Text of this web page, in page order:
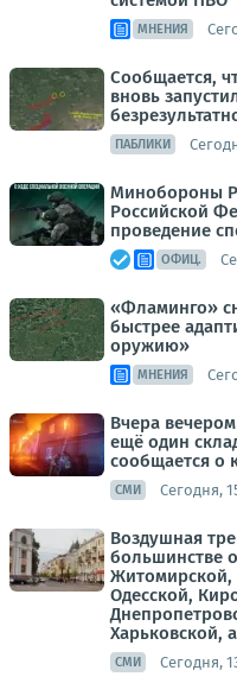
МНЕНИЯ
Сообщается,
вновь
ПАБЛИКИ
Минобороны
Российской
проведение
ОФИЦ.
«Фламинго»
быстрее
оружию»
МНЕНИЯ
Вчера
ещё один
сообщается о
СМИ Сегодня,
Воздушная
большинстве
Житомирской,
Одесской,
Харьковской,
СМИ Сегодня,